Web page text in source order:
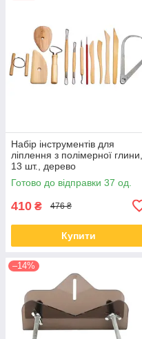
Набір інструментів для
ліплення з полімерної глини,
13 шт., дерево
Готово до відправки 37 од.
410 ₴ 476 ₴
Купити
–14%